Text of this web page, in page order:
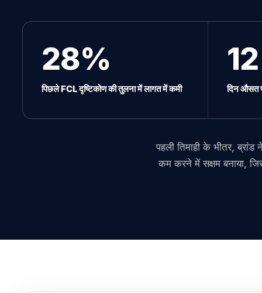
28%
पिछले FCL दृष्टिकोण की तुलना में लागत में कमी
12
दिन औसत
पहली तिमाही के भीतर,
कम करने में सक्षम बनाया,